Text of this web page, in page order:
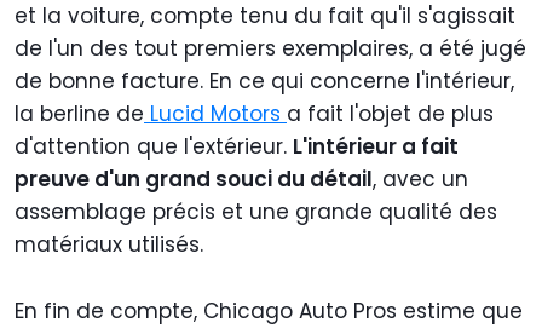
et la voiture, compte tenu du fait qu'il s'agissait
de l'un des tout premiers exemplaires, a été jugé
de bonne facture. En ce qui concerne l'intérieur,
la berline de Lucid Motors a fait l'objet de plus
d'attention que l'extérieur. L'intérieur a fait
preuve d'un grand souci du détail, avec un
assemblage précis et une grande qualité des
matériaux utilisés.
En fin de compte, Chicago Auto Pros estime que